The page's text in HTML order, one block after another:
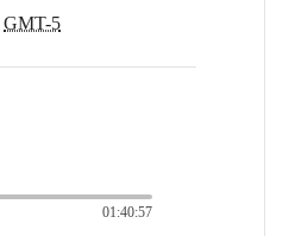
GMT-5
01:40:57